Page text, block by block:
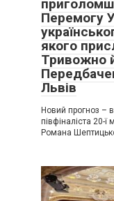
Перемогу
якого
Тривожно
Львів
Новий прогноз –
півфіналіста 20-ї
Романа